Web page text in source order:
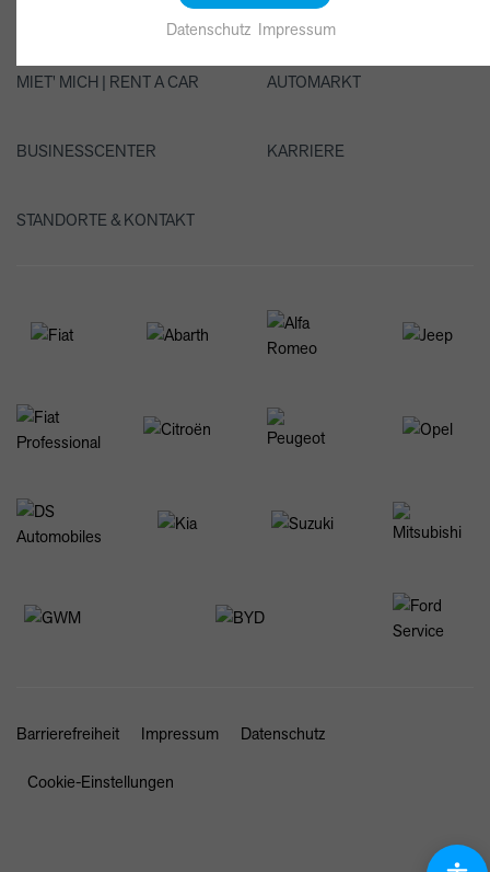
SERVICE
MIET' MICH | RENT A CAR AUTOMARKT
BUSINESSCENTER KARRIERE
STANDORTE & KONTAKT
Barrierefreiheit Impressum Datenschutz
Cookie-Einstellungen
Datenschutz Impressum